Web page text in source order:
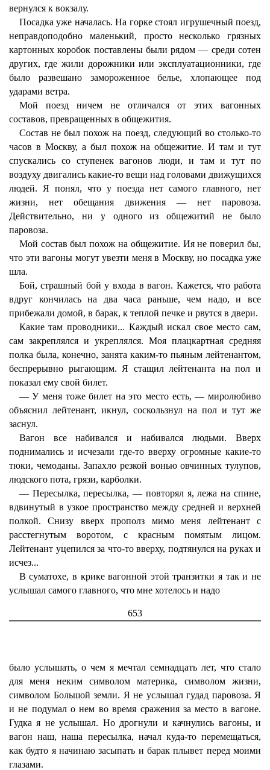
вернулся к вокзалу.
Посадка уже началась. На горке стоял игрушечный поезд,
неправдоподобно маленький, просто несколько грязных
картонных коробок поставлены были рядом — среди сотен
других, где жили дорожники или эксплуатационники, где
было развешано замороженное белье, хлопающее под
ударами ветра.
Мой поезд ничем не отличался от этих вагонных
составов, превращенных в общежития.
Состав не был похож на поезд, следующий во столько-то
часов в Москву, а был похож на общежитие. И там и тут
спускались со ступенек вагонов люди, и там и тут по
воздуху двигались какие-то вещи над головами движущихся
людей. Я понял, что у поезда нет самого главного, нет
жизни, нет обещания движения — нет паровоза.
Действительно, ни у одного из общежитий не было
паровоза.
Мой состав был похож на общежитие. Ия не поверил бы,
что эти вагоны могут увезти меня в Москву, но посадка уже
шла.
Бой, страшный бой у входа в вагон. Кажется, что работа
вдруг кончилась на два часа раньше, чем надо, и все
прибежали домой, в барак, к теплой печке и рвутся в двери.
Какие там проводники... Каждый искал свое место сам,
сам закреплялся и укреплялся. Моя плацкартная средняя
полка была, конечно, занята каким-то пьяным лейтенантом,
беспрерывно рыгающим. Я стащил лейтенанта на пол и
показал ему свой билет.
— У меня тоже билет на это место есть, — миролюбиво
объяснил лейтенант, икнул, соскользнул на пол и тут же
заснул.
Вагон все набивался и набивался людьми. Вверх
поднимались и исчезали где-то вверху огромные какие-то
тюки, чемоданы. Запахло резкой вонью овчинных тулупов,
людского пота, грязи, карболки.
— Пересылка, пересылка, — повторял я, лежа на спине,
вдвинутый в узкое пространство между средней и верхней
полкой. Снизу вверх прополз мимо меня лейтенант с
расстегнутым воротом, с красным помятым лицом.
Лейтенант уцепился за что-то вверху, подтянулся на руках и
исчез...
В суматохе, в крике вагонной этой транзитки я так и не
услышал самого главного, что мне хотелось и надо
653
было услышать, о чем я мечтал семнадцать лет, что стало
для меня неким символом материка, символом жизни,
символом Большой земли. Я не услышал гудад паровоза. Я
и не подумал о нем во время сражения за место в вагоне.
Гудка я не услышал. Но дрогнули и качнулись вагоны, и
вагон наш, наша пересылка, начал куда-то перемещаться,
как будто я начинаю засыпать и барак плывет перед моими
глазами.